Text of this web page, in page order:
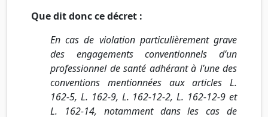
Que dit donc ce décret :
En cas de violation particulièrement grave
des engagements conventionnels d’un
professionnel de santé adhérant à l’une des
conventions mentionnées aux articles L.
162-5, L. 162-9, L. 162-12-2, L. 162-12-9 et
L. 162-14, notamment dans les cas de